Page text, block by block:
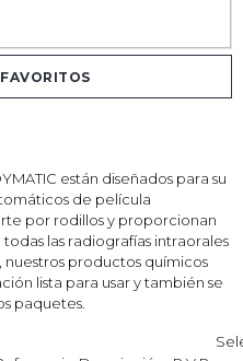
están diseñados para su
de película
por rodillos y proporcionan
las radiografías intraorales
productos químicos
lista para usar y también se
paquetes.